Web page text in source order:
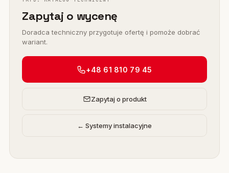
Zapytaj o wycenę
Doradca techniczny przygotuje ofertę i pomoże dobrać
wariant.
+48 61 810 79 45
Zapytaj o produkt
← Systemy instalacyjne